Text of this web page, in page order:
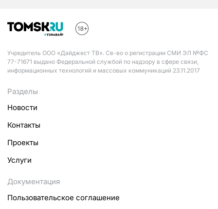
Учредитель ООО «Дайджест ТВ». Св-во о регистрации СМИ ЭЛ №ФС
77-71671 выдано Федеральной службой по надзору в сфере связи,
информационных технологий и массовых коммуникаций 23.11.2017
Разделы
Новости
Контакты
Проекты
Услуги
Документация
Пользовательское соглашение